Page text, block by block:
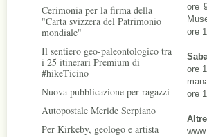
Cerimonia per la firma della
"Carta svizzera del Patrimonio
mondiale"
Il sentiero geo-paleontologico tra
i 25 itinerari Premium di
#hikeTicino
Nuova pubblicazione per ragazzi
Autopostale Meride Serpiano
Per Kirkeby, geologo e artista
ore
ore
ore
ore